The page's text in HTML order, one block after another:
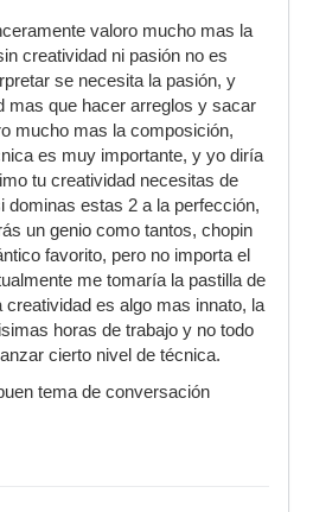
valoro mucho mas la
creatividad ni pasión no es
se necesita la pasión, y
mas que hacer arreglos y sacar
mucho mas la composición,
es muy importante, y yo diría
tu creatividad necesitas de
dominas estas 2 a la perfección,
un genio como tantos, chopin
favorito, pero no importa el
me tomaría la pastilla de
creatividad es algo mas innato, la
horas de trabajo y no todo
cierto nivel de técnica.
tema de conversación